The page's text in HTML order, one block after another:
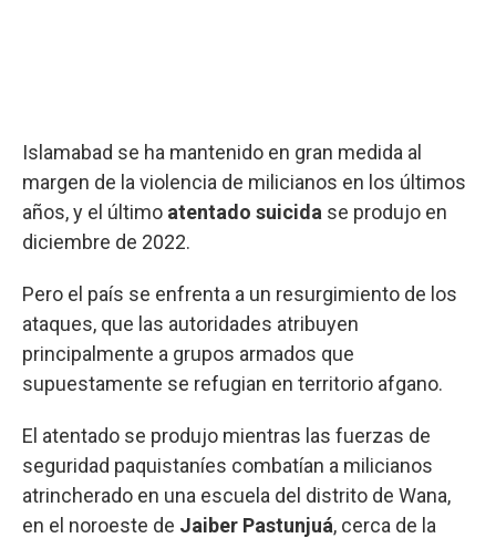
Islamabad se ha mantenido en gran medida al
margen de la violencia de milicianos en los últimos
años, y el último atentado suicida se produjo en
diciembre de 2022.
Pero el país se enfrenta a un resurgimiento de los
ataques, que las autoridades atribuyen
principalmente a grupos armados que
supuestamente se refugian en territorio afgano.
El atentado se produjo mientras las fuerzas de
seguridad paquistaníes combatían a milicianos
atrincherado en una escuela del distrito de Wana,
en el noroeste de Jaiber Pastunjuá, cerca de la